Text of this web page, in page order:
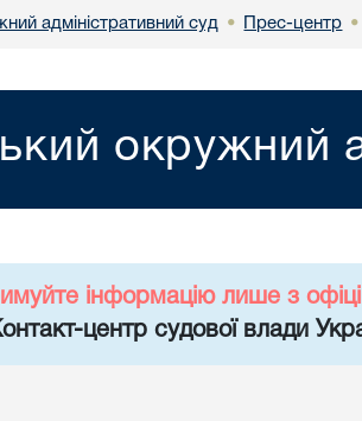
адміністративний суд • Прес-центр •
окружний
інформацію лише з
центр судової влади